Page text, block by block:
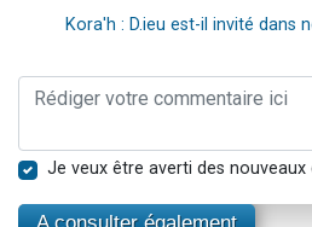
Kora'h : D.ieu est-il invité dans
Je veux être averti des
A consulter également